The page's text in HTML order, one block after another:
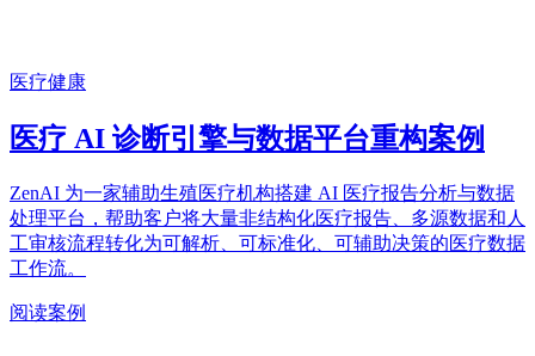
医疗健康
医疗 AI 诊断引擎与数据平台重构案例
ZenAI 为一家辅助生殖医疗机构搭建 AI 医疗报告分析与数据
处理平台，帮助客户将大量非结构化医疗报告、多源数据和人
工审核流程转化为可解析、可标准化、可辅助决策的医疗数据
工作流。
阅读案例